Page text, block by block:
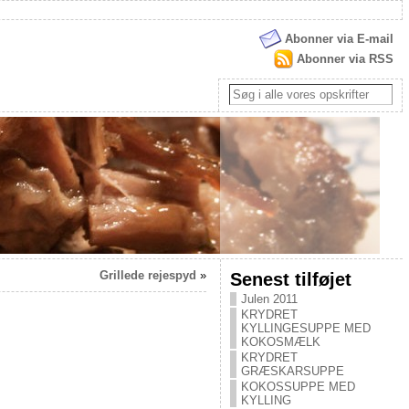
Abonner via E-mail
Abonner via RSS
Grillede rejespyd » Senest tilføjet
Julen 2011
KRYDRET
KYLLINGESUPPE MED
KOKOSMÆLK
KRYDRET
GRÆSKARSUPPE
KOKOSSUPPE MED
KYLLING